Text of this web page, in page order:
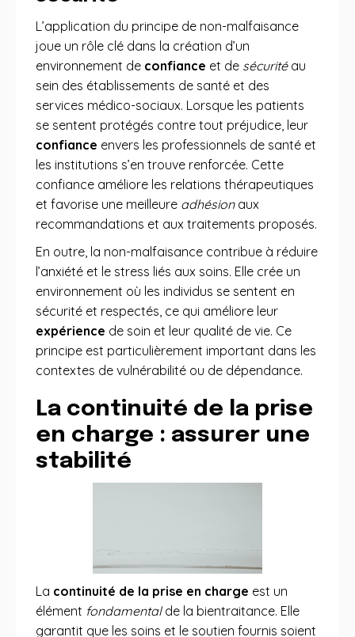
L’application du principe de non-malfaisance
joue un rôle clé dans la création d’un
environnement de confiance et de sécuritéau
sein des établissements de santé et des
services médico-sociaux. Lorsque les patients
se sentent protégés contre tout préjudice, leur
confiance envers les professionnels de santé et
les institutions s’en trouve renforcée. Cette
confiance améliore les relations thérapeutiques
et favorise une meilleure adhésionaux
recommandations et aux traitements proposés.
En outre, la non-malfaisance contribue à réduire
l’anxiété et le stress liés aux soins. Elle crée un
environnement où les individus se sentent en
sécurité et respectés, ce qui améliore leur
expérience de soin et leur qualité de vie. Ce
principe est particulièrement important dans les
contextes de vulnérabilité ou de dépendance.
La continuité de la prise
en charge : assurer une
stabilité
La continuité de la prise en charge est un
élément fondamentalde la bientraitance. Elle
garantit que les soins et le soutien fournis soient